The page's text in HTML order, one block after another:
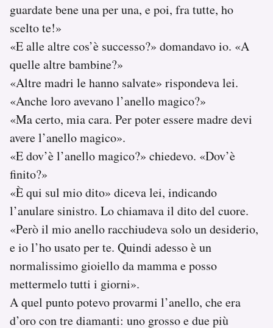
guardate bene una per una, e poi, fra tutte, ho
scelto te!»
«E alle altre cos’è successo?» domandavo io. «A
quelle altre bambine?»
«Altre madri le hanno salvate» rispondeva lei.
«Anche loro avevano l’anello magico?»
«Ma certo, mia cara. Per poter essere madre devi
avere l’anello magico».
«E dov’è l’anello magico?» chiedevo. «Dov’è
finito?»
«È qui sul mio dito» diceva lei, indicando
l’anulare sinistro. Lo chiamava il dito del cuore.
«Però il mio anello racchiudeva solo un desiderio,
e io l’ho usato per te. Quindi adesso è un
normalissimo gioiello da mamma e posso
mettermelo tutti i giorni».
A quel punto potevo provarmi l’anello, che era
d’oro con tre diamanti: uno grosso e due più